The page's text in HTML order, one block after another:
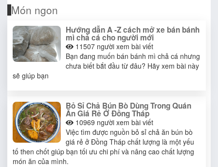
Món ngon
Hướng dẫn A -Z cách mở xe bán bánh
mì chả cá cho người mới
11507 người xem bài viết
Bạn đang muốn bán bánh mì chả cá nhưng
chưa biết bắt đầu từ đâu? Hãy xem bài này
sẽ giúp bạn
Bỏ Sỉ Chả Bún Bò Dùng Trong Quán
Ăn Giá Rẻ Ở Đồng Tháp
10969 người xem bài viết
Việc tìm được nguồn bỏ sỉ chả ăn bún bò
giá rẻ ở Đồng Tháp chất lượng là một yếu
tố then chốt giúp bạn tối ưu chi phí và nâng cao chất lượng
món ăn của mình.